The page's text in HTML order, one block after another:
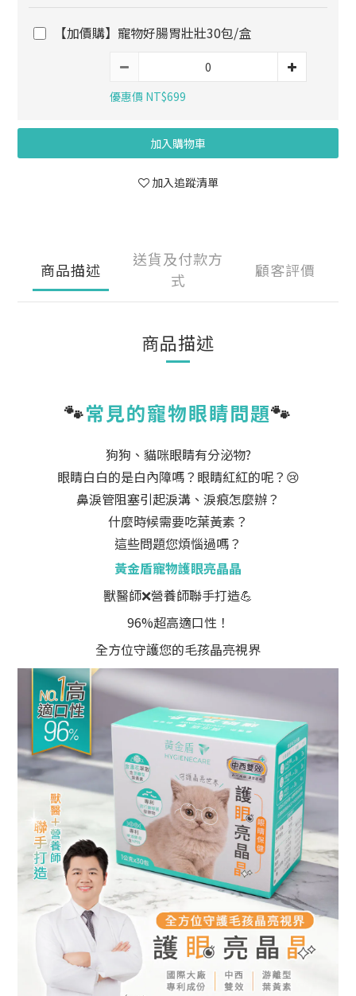
【加價購】寵物好腸胃壯壯30包/盒
優惠價 NT$699
加入購物車
加入追蹤清單
商品描述
送貨及付款方
式
顧客評價
商品描述
🐾常見的寵物眼睛問題🐾
狗狗、貓咪眼睛有分泌物?
眼睛白白的是白內障嗎？眼睛紅紅的呢？ 😢
鼻淚管阻塞引起淚溝、淚痕怎麼辦？
什麼時候需要吃葉黃素？
這些問題您煩惱過嗎？
黃金盾寵物護眼亮晶晶
獸醫師❌營養師聯手打造💪
96%超高適口性！
全方位守護您的毛孩晶亮視界